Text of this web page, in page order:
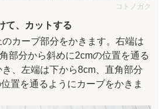
コトノガク
て、カットする
カーブ部分をかきます。右端は
部分から斜めに2cmの位置を通る
、左端は下から8cm、直角部分
置を通るようにカーブをかきま